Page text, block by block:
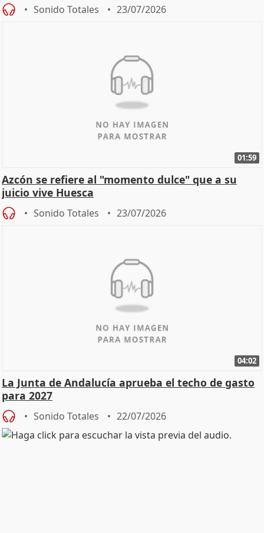
Sonido Totales 23/07/2026
01:59
Azcón se refiere al "momento dulce" que a su
juicio vive Huesca
Sonido Totales 23/07/2026
04:02
La Junta de Andalucía aprueba el techo de gasto
para 2027
Sonido Totales 22/07/2026